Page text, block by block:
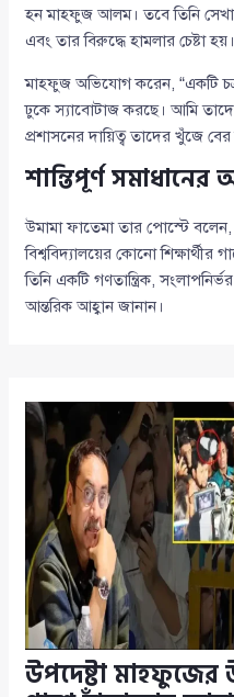
হন মাহফুজ আলম। তবে তিনি
এবং তার বিরুদ্ধে হামলার চেষ্টা হয়।
মাহফুজ অভিযোগ করেন, “একটি
ঢুকে স্যাবোটাজ করছে। আমি
প্রশাসনের দায়িত্ব তাদের খুঁজে
শান্তিপূর্ণ সমাধানের
উমামা ফাতেমা তার পোস্টে বলেন,
বিশ্ববিদ্যালয়ের কোনো
তিনি একটি গণতান্ত্রিক,
আন্তরিক আহ্বান জানান।
উপদেষ্টা মাহফুজের